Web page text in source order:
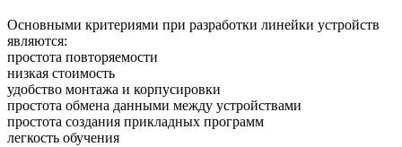
Основными критериями при разработки линейки устройств
являются:
простота повторяемости
низкая стоимость
удобство монтажа и корпусировки
простота обмена данными между устройствами
простота создания прикладных программ
легкость обучения